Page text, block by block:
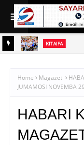
KITAIFA
Home Magazeti
JUMAMOSI NOVEMBA
HABARI